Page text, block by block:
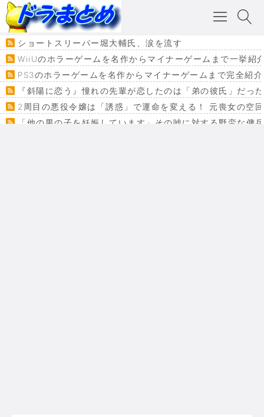
ショートスリーパー堀大輔氏、涙を流す
WiiUのホラーゲームを名作からマイナーゲームまで一挙紹
PS3のホラーゲームを名作からマイナーゲームまで完全紹
『斜陽に恋う』憧れの先輩が恋したのは「弟の彼氏」だっ
2周目の悪役令嬢は「誘惑」で運命を変える！ 元喪女の空
「他の男の子を妊娠しています」その嘘に対する野蛮な